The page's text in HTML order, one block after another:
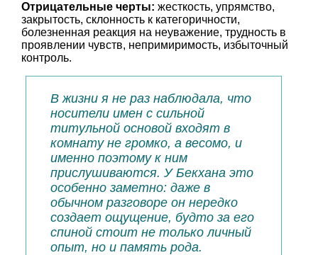
Отрицательные черты: жесткость, упрямство,
закрытость, склонность к категоричности,
болезненная реакция на неуважение, трудность в
проявлении чувств, непримиримость, избыточный
контроль.
В жизни я не раз наблюдала, что
носители имен с сильной
титульной основой входят в
комнату не громко, а весомо, и
именно поэтому к ним
прислушиваются. У Бекхана это
особенно заметно: даже в
обычном разговоре он нередко
создает ощущение, будто за его
спиной стоит не только личный
опыт, но и память рода.